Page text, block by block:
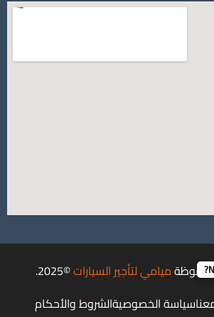
ميامي لتأجير السيارات©2025.
سياسة الخصوصيةالشروط والأحكام